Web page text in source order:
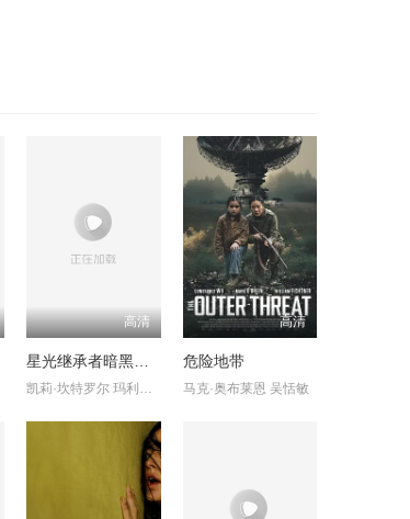
高清
星光继承者暗黑仙境
凯莉·坎特罗尔 玛利亚·贝克
高清
危险地带
马克·奥布莱恩 吴恬敏